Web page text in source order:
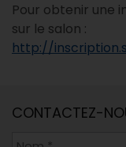
Pour obtenir une
sur le salon :
http://
CONTACTEZ-